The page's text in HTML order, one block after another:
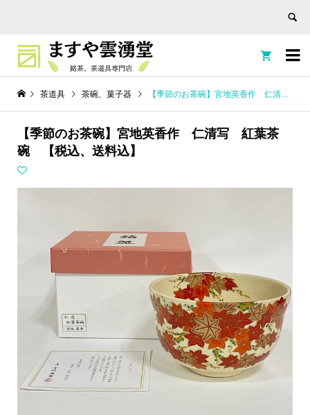


茶道具 茶碗、菓子器 【季節のお茶碗】宮地英香作 仁清写 紅葉茶碗 【税込、送料込】
【季節のお茶碗】宮地英香作 仁清写 紅葉茶
碗 【税込、送料込】